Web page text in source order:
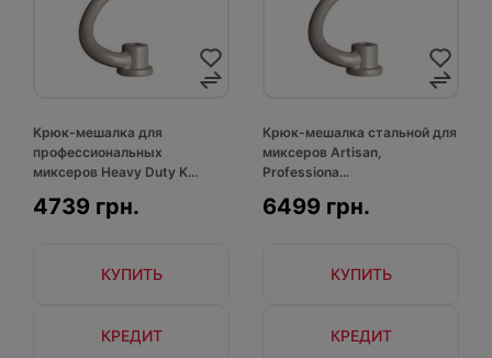
Крюк-мешалка для
профессиональных
миксеров Heavy Duty K...
4739 грн.
КУПИТЬ
КРЕДИТ
Крюк-мешалка стальной для
миксеров Artisan,
Professiona...
6499 грн.
КУПИТЬ
КРЕДИТ